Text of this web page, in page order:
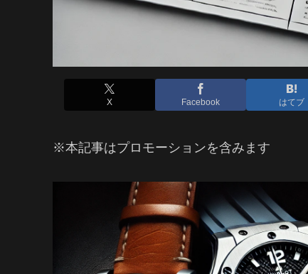
X Facebook はてブ
※本記事はプロモーションを含みます